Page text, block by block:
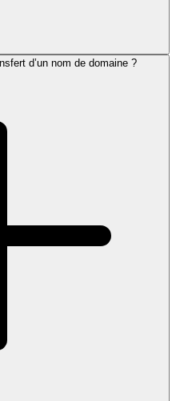
d’un nom de domaine ?